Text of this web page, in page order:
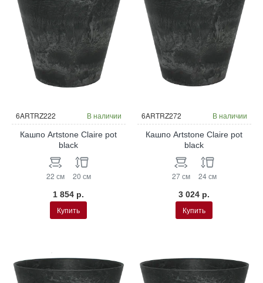
6ARTRZ222 В наличии
Кашпо Artstone Claire pot
black
22 см 20 см
1 854 р.
Купить
6ARTRZ272 В наличии
Кашпо Artstone Claire pot
black
27 см 24 см
3 024 р.
Купить